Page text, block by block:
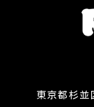
東京都杉